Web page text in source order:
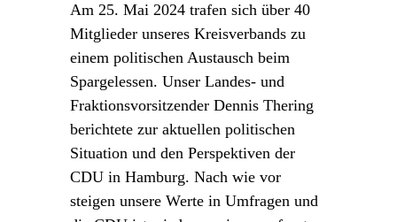
Am 25. Mai 2024 trafen sich über 40
Mitglieder unseres Kreisverbands zu
einem politischen Austausch beim
Spargelessen. Unser Landes- und
Fraktionsvorsitzender Dennis Thering
berichtete zur aktuellen politischen
Situation und den Perspektiven der
CDU in Hamburg. Nach wie vor
steigen unsere Werte in Umfragen und